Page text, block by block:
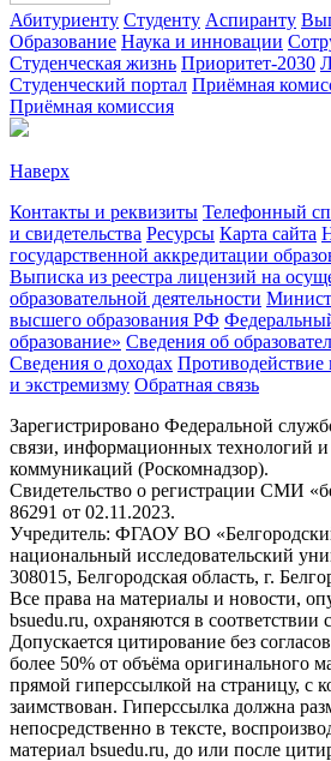
Абитуриенту Студенту Аспиранту
Образование Наука и инновации
Студенческая жизнь Приоритет-2030
Студенческий портал Приёмная
Приёмная комиссия
Наверх
Контакты и реквизиты Телефонный
и свидетельства Ресурсы Карта сайта
государственной аккредитации
Выписка из реестра лицензий на
образовательной деятельности
высшего образования РФ
образование» Сведения об
Сведения о доходах Противодействие
и экстремизму Обратная связь
Зарегистрировано Федеральной
связи, информационных технологий
коммуникаций (Роскомнадзор).
Свидетельство о регистрации СМИ
86291 от 02.11.2023.
Учредитель: ФГАОУ ВО
национальный исследовательский
308015, Белгородская область, г.
Все права на материалы и новости,
bsuedu.ru, охраняются в соответствии
Допускается цитирование без
более 50% от объёма оригинального
прямой гиперссылкой на страницу, с
заимствован. Гиперссылка должна
непосредственно в тексте,
материал bsuedu.ru, до или после